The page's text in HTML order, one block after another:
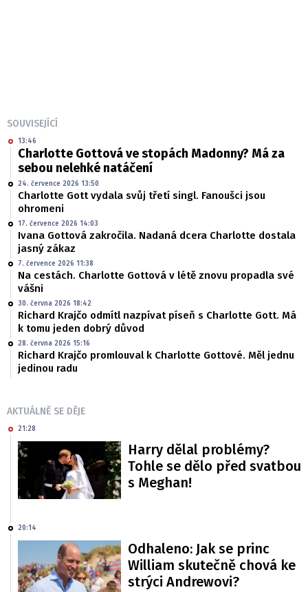
SOUVISEJÍCÍ
13:46
Charlotte Gottová ve stopách Madonny? Má za
sebou nelehké natáčení
24. července 2026 13:50
Charlotte Gott vydala svůj třetí singl. Fanoušci jsou
ohromeni
17. července 2026 14:03
Ivana Gottová zakročila. Nadaná dcera Charlotte dostala
jasný zákaz
7. července 2026 11:38
Na cestách. Charlotte Gottová v létě znovu propadla své
vášni
30. června 2026 18:42
Richard Krajčo odmítl nazpívat píseň s Charlotte Gott. Má
k tomu jeden dobrý důvod
28. června 2026 15:16
Richard Krajčo promlouval k Charlotte Gottové. Měl jednu
jedinou radu
AKTUÁLNĚ SE DĚJE
21:28
Harry dělal problémy?
Tohle se dělo před svatbou
s Meghan!
20:14
Odhaleno: Jak se princ
William skutečně chová ke
strýci Andrewovi?